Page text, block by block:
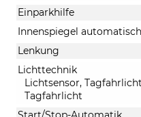
Einparkhilfe
Innenspiegel
Lenkung
Lichttechnik
Lichtsensor,
Tagfahrlicht